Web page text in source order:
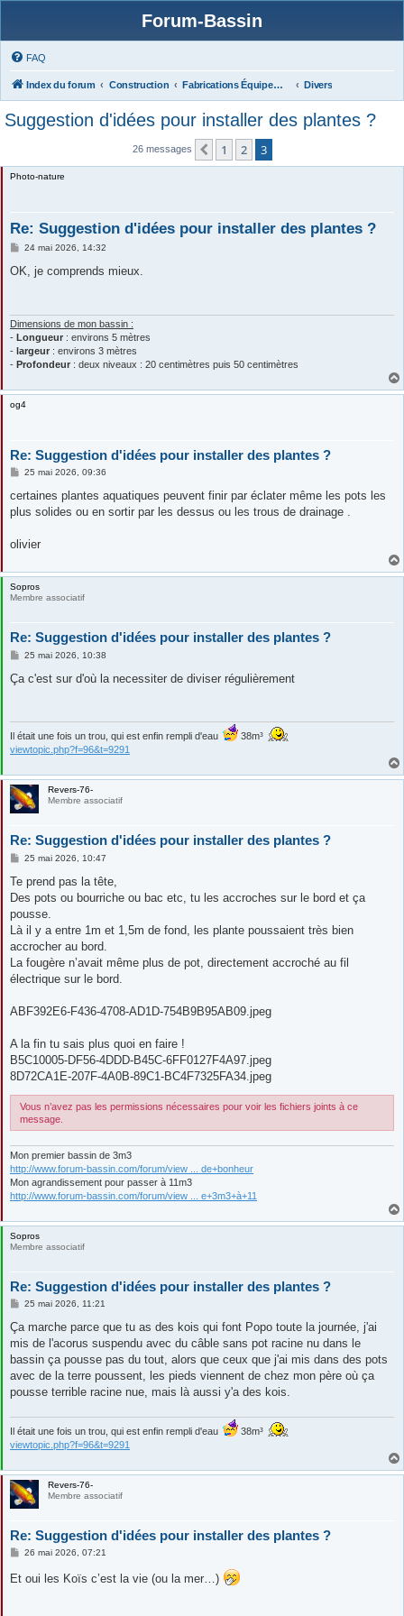
Forum-Bassin
FAQ
Index du forum Construction Fabrications Équipements (filtres, matériels, protections...), Divers
Suggestion d'idées pour installer des plantes ?
26 messages Précédente
1 2 3
Photo-nature
Re: Suggestion d'idées pour installer des plantes ?
M
s
24 mai 2026, 14:32
OK, je comprends mieux.
Dimensions de mon bassin :
- Longueur : environs 5 mètres
- largeur : environs 3 mètres
- Profondeur : deux niveaux : 20 centimètres puis 50 centimètres
og4
Re: Suggestion d'idées pour installer des plantes ?
M
s
a
25 mai 2026, 09:36
certaines plantes aquatiques peuvent finir par éclater même les pots les
plus solides ou en sortir par les dessus ou les trous de drainage .
olivier
Sopros
Membre associatif
Re: Suggestion d'idées pour installer des plantes ?
M
s
25 mai 2026, 10:38
Ça c'est sur d'où la necessiter de diviser régulièrement
Il était une fois un trou, qui est enfin rempli d'eau
38m³
viewtopic.php?f=96&t=9291
Revers-76-
Membre associatif
Re: Suggestion d'idées pour installer des plantes ?
M
s
a
g
25 mai 2026, 10:47
Te prend pas la tête,
Des pots ou bourriche ou bac etc, tu les accroches sur le bord et ça
pousse.
Là il y a entre 1m et 1,5m de fond, les plante poussaient très bien
accrocher au bord.
La fougère n’avait même plus de pot, directement accroché au fil
électrique sur le bord.
ABF392E6-F436-4708-AD1D-754B9B95AB09.jpeg
A la fin tu sais plus quoi en faire !
B5C10005-DF56-4DDD-B45C-6FF0127F4A97.jpeg
8D72CA1E-207F-4A0B-89C1-BC4F7325FA34.jpeg
Vous n’avez pas les permissions nécessaires pour voir les fichiers joints à ce
message.
Mon premier bassin de 3m3
http://www.forum-bassin.com/forum/view ... de+bonheur
Mon agrandissement pour passer à 11m3
http://www.forum-bassin.com/forum/view ... e+3m3+à+11
Sopros
Membre associatif
Re: Suggestion d'idées pour installer des plantes ?
M
s
a
g
25 mai 2026, 11:21
Ça marche parce que tu as des kois qui font Popo toute la journée, j'ai
mis de l'acorus suspendu avec du câble sans pot racine nu dans le
bassin ça pousse pas du tout, alors que ceux que j'ai mis dans des pots
avec de la terre poussent, les pieds viennent de chez mon père où ça
pousse terrible racine nue, mais là aussi y'a des kois.
Il était une fois un trou, qui est enfin rempli d'eau
38m³
viewtopic.php?f=96&t=9291
Revers-76-
Membre associatif
Re: Suggestion d'idées pour installer des plantes ?
M
s
s
26 mai 2026, 07:21
Et oui les Koïs c’est la vie (ou la mer…)